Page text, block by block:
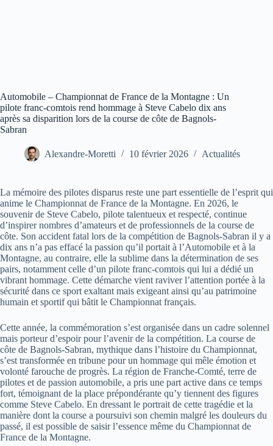
Automobile – Championnat de France de la Montagne : Un
pilote franc-comtois rend hommage à Steve Cabelo dix ans
après sa disparition lors de la course de côte de Bagnols-
Sabran
Alexandre-Moretti 10 février 2026 Actualités
La mémoire des pilotes disparus reste une part essentielle de l’esprit qui
anime le Championnat de France de la Montagne. En 2026, le
souvenir de Steve Cabelo, pilote talentueux et respecté, continue
d’inspirer nombres d’amateurs et de professionnels de la course de
côte. Son accident fatal lors de la compétition de Bagnols-Sabran il y a
dix ans n’a pas effacé la passion qu’il portait à l’Automobile et à la
Montagne, au contraire, elle la sublime dans la détermination de ses
pairs, notamment celle d’un pilote franc-comtois qui lui a dédié un
vibrant hommage. Cette démarche vient raviver l’attention portée à la
sécurité dans ce sport exaltant mais exigeant ainsi qu’au patrimoine
humain et sportif qui bâtit le Championnat français.
Cette année, la commémoration s’est organisée dans un cadre solennel
mais porteur d’espoir pour l’avenir de la compétition. La course de
côte de Bagnols-Sabran, mythique dans l’histoire du Championnat,
s’est transformée en tribune pour un hommage qui mêle émotion et
volonté farouche de progrès. La région de Franche-Comté, terre de
pilotes et de passion automobile, a pris une part active dans ce temps
fort, témoignant de la place prépondérante qu’y tiennent des figures
comme Steve Cabelo. En dressant le portrait de cette tragédie et la
manière dont la course a poursuivi son chemin malgré les douleurs du
passé, il est possible de saisir l’essence même du Championnat de
France de la Montagne.